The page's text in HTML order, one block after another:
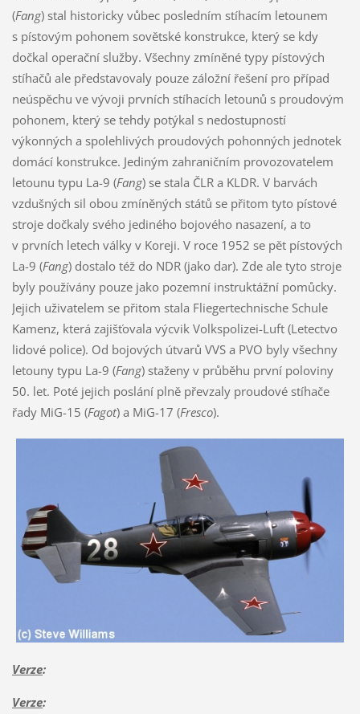
(Fang) stal historicky vůbec posledním stíhacím letounem
s pístovým pohonem sovětské konstrukce, který se kdy
dočkal operační služby. Všechny zmíněné typy pístových
stíhačů ale představovaly pouze záložní řešení pro případ
neúspěchu ve vývoji prvních stíhacích letounů s proudovým
pohonem, který se tehdy potýkal s nedostupností
výkonných a spolehlivých proudových pohonných jednotek
domácí konstrukce. Jediným zahraničním provozovatelem
letounu typu La-9 (Fang) se stala ČLR a KLDR. V barvách
vzdušných sil obou zmíněných států se přitom tyto pístové
stroje dočkaly svého jediného bojového nasazení, a to
v prvních letech války v Koreji. V roce 1952 se pět pístových
La-9 (Fang) dostalo též do NDR (jako dar). Zde ale tyto stroje
byly používány pouze jako pozemní instruktážní pomůcky.
Jejich uživatelem se přitom stala Fliegertechnische Schule
Kamenz, která zajišťovala výcvik Volkspolizei-Luft (Letectvo
lidové police). Od bojových útvarů VVS a PVO byly všechny
letouny typu La-9 (Fang) staženy v průběhu první poloviny
50. let. Poté jejich poslání plně převzaly proudové stíhače
řady MiG-15 (Fagot) a MiG-17 (Fresco).
Verze:
Verze: